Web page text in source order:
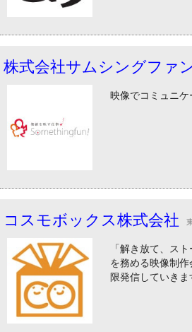
株式会社サムシングファ
映像でコミュニケ
コスモボックス株式会社
「解き放て、ス
を務める映像制
限発信していきま